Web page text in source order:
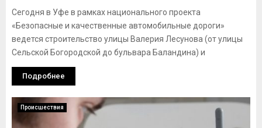
Сегодня в Уфе в рамках национального проекта
«Безопасные и качественные автомобильные дороги»
ведется строительство улицы Валерия Лесунова (от улицы
Сельской Богородской до бульвара Баландина) и
Подробнее
Происшествия